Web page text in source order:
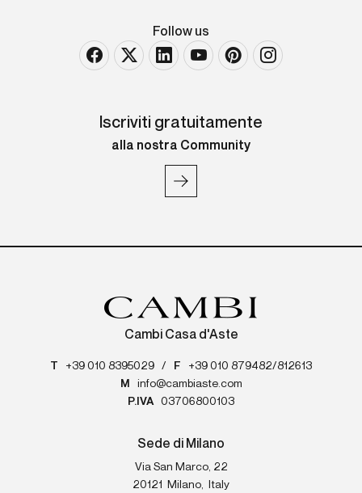
Follow us
Iscriviti gratuitamente
alla nostra Community
Cambi Casa d'Aste
T +39 010 8395029 / F
+39 010 879482/812613
M
info@cambiaste.com
P.IVA
03706800103
Sede di Milano
Via San Marco, 22
20121
Milano
Italy